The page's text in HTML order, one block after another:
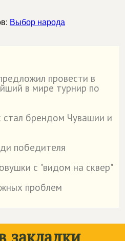
Выбор народа
провести в
в мире турнир по
брендом Чувашии и
победителя
с "видом на сквер"
проблем